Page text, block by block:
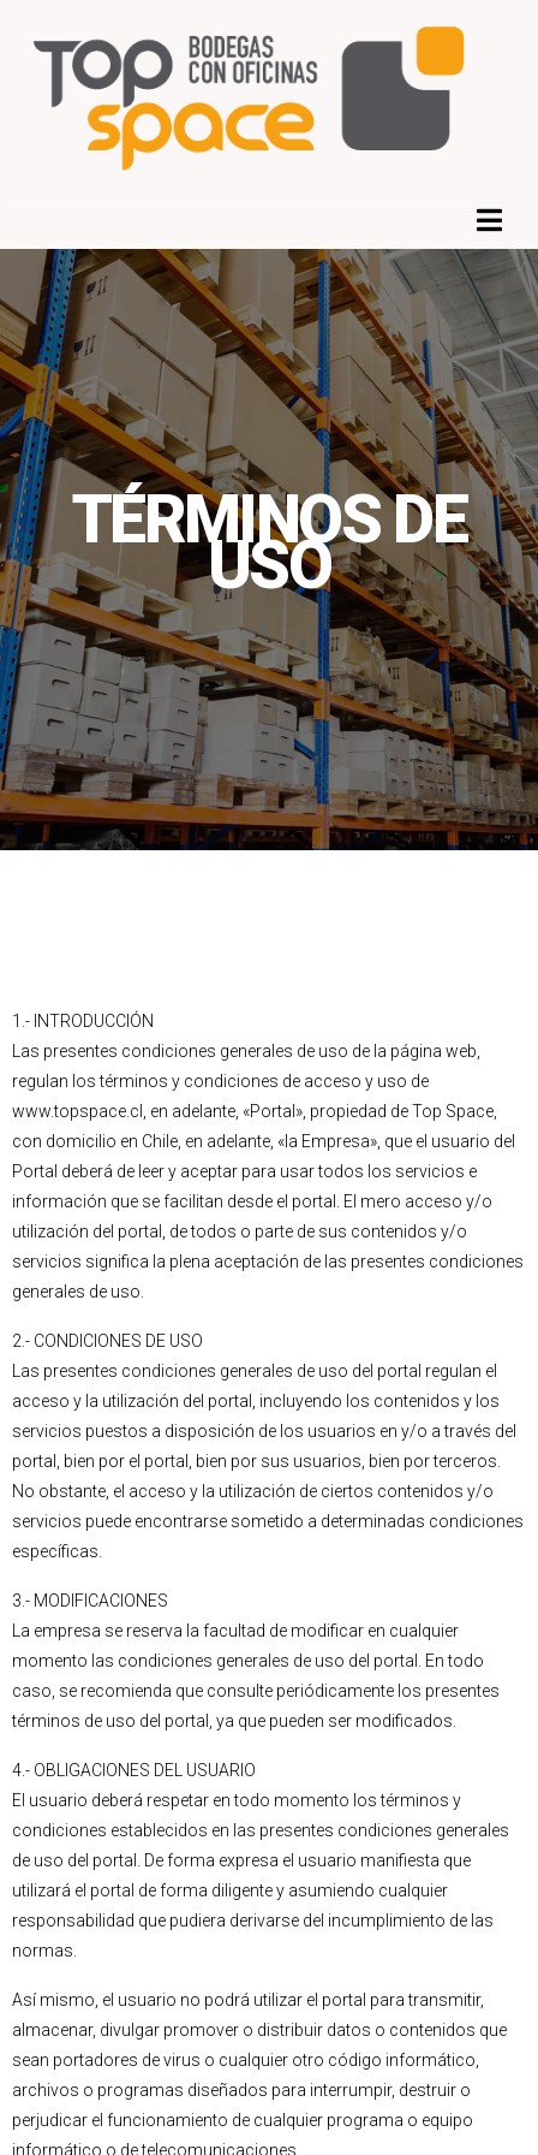
TÉRMINOS DE
USO
1.- INTRODUCCIÓN
Las presentes condiciones generales de uso de la página web,
regulan los términos y condiciones de acceso y uso de
www.topspace.cl, en adelante, «Portal», propiedad de Top Space,
con domicilio en Chile, en adelante, «la Empresa», que el usuario del
Portal deberá de leer y aceptar para usar todos los servicios e
información que se facilitan desde el portal. El mero acceso y/o
utilización del portal, de todos o parte de sus contenidos y/o
servicios significa la plena aceptación de las presentes condiciones
generales de uso.
2.- CONDICIONES DE USO
Las presentes condiciones generales de uso del portal regulan el
acceso y la utilización del portal, incluyendo los contenidos y los
servicios puestos a disposición de los usuarios en y/o a través del
portal, bien por el portal, bien por sus usuarios, bien por terceros.
No obstante, el acceso y la utilización de ciertos contenidos y/o
servicios puede encontrarse sometido a determinadas condiciones
específicas.
3.- MODIFICACIONES
La empresa se reserva la facultad de modificar en cualquier
momento las condiciones generales de uso del portal. En todo
caso, se recomienda que consulte periódicamente los presentes
términos de uso del portal, ya que pueden ser modificados.
4.- OBLIGACIONES DEL USUARIO
El usuario deberá respetar en todo momento los términos y
condiciones establecidos en las presentes condiciones generales
de uso del portal. De forma expresa el usuario manifiesta que
utilizará el portal de forma diligente y asumiendo cualquier
responsabilidad que pudiera derivarse del incumplimiento de las
normas.
Así mismo, el usuario no podrá utilizar el portal para transmitir,
almacenar, divulgar promover o distribuir datos o contenidos que
sean portadores de virus o cualquier otro código informático,
archivos o programas diseñados para interrumpir, destruir o
perjudicar el funcionamiento de cualquier programa o equipo
informático o de telecomunicaciones.